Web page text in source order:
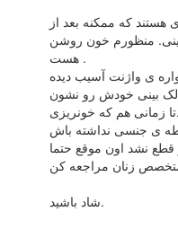
که ممکنه بعد از
منظورم خون روشن
هست .
ی واژنت آسیب دیده
لک بینی خودش رو نشون
زمانی هم که خونریزی
قطع نشد اون موقع حتما
شاد باشید.